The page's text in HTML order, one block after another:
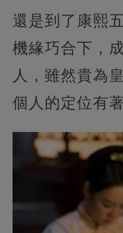
還是到了康熙
機緣巧合下，
人，雖然貴為
個人的定位有